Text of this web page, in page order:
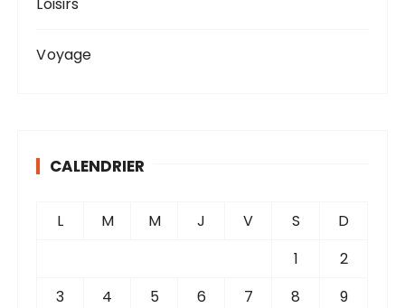
Voyage
CALENDRIER
L M M J V S
D
1
2
3
4 5 6 7 8
9